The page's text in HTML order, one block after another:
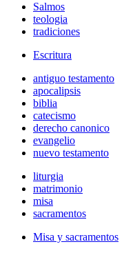
Salmos
teologia
tradiciones
Escritura
antiguo testamento
apocalipsis
biblia
catecismo
derecho canonico
evangelio
nuevo testamento
liturgia
matrimonio
misa
sacramentos
Misa y sacramentos